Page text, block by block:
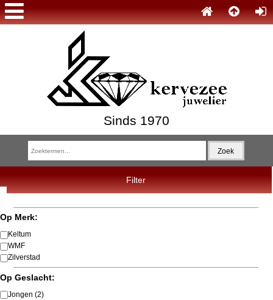
Sinds 1970
Filter
Op Merk:
Keltum
WMF
Zilverstad
Op Geslacht:
Jongen (2)